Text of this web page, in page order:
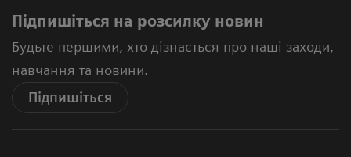
Підпишіться на розсилку новин
Будьте першими, хто дізнається про наші заходи,
навчання та новини.
Підпишіться